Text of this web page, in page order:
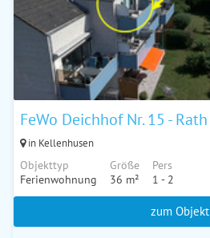
FeWo Deichhof Nr. 15 - Rath
in Kellenhusen
Objekttyp
Ferienwohnung
Größe
36 m²
Pers
1 - 2
zum Objekt